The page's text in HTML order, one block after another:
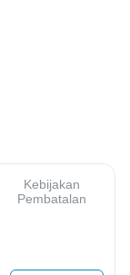
Kebijakan
Pembatalan